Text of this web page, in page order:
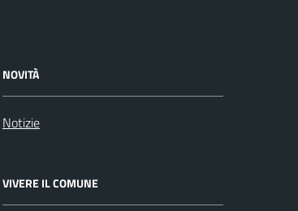
NOVITÀ
Notizie
VIVERE IL COMUNE